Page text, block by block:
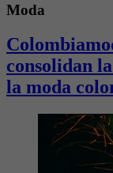
Moda
consolidan
la moda